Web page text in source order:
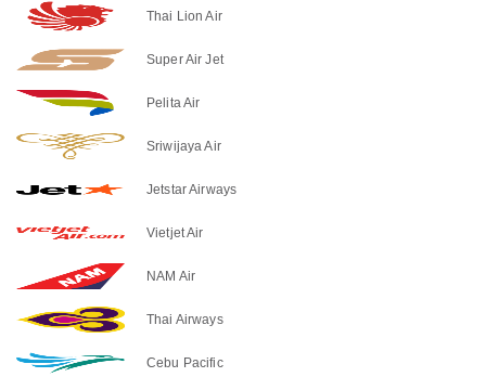
Thai Lion Air
Super Air Jet
Pelita Air
Sriwijaya Air
Jetstar Airways
Vietjet Air
NAM Air
Thai Airways
Cebu Pacific